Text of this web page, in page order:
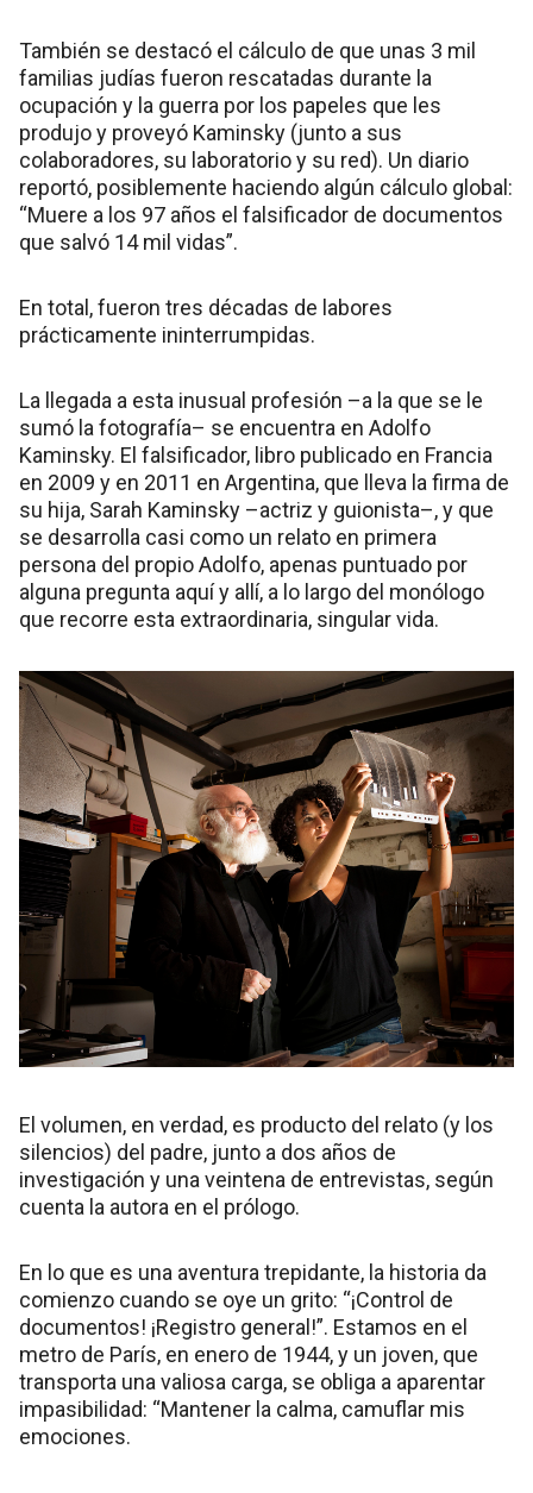
También se destacó el cálculo de que unas 3 mil
familias judías fueron rescatadas durante la
ocupación y la guerra por los papeles que les
produjo y proveyó Kaminsky (junto a sus
colaboradores, su laboratorio y su red). Un diario
reportó, posiblemente haciendo algún cálculo global:
“Muere a los 97 años el falsificador de documentos
que salvó 14 mil vidas”.
En total, fueron tres décadas de labores
prácticamente ininterrumpidas.
La llegada a esta inusual profesión –a la que se le
sumó la fotografía– se encuentra en Adolfo
Kaminsky. El falsificador, libro publicado en Francia
en 2009 y en 2011 en Argentina, que lleva la firma de
su hija, Sarah Kaminsky –actriz y guionista–, y que
se desarrolla casi como un relato en primera
persona del propio Adolfo, apenas puntuado por
alguna pregunta aquí y allí, a lo largo del monólogo
que recorre esta extraordinaria, singular vida.
El volumen, en verdad, es producto del relato (y los
silencios) del padre, junto a dos años de
investigación y una veintena de entrevistas, según
cuenta la autora en el prólogo.
En lo que es una aventura trepidante, la historia da
comienzo cuando se oye un grito: “¡Control de
documentos! ¡Registro general!”. Estamos en el
metro de París, en enero de 1944, y un joven, que
transporta una valiosa carga, se obliga a aparentar
impasibilidad: “Mantener la calma, camuflar mis
emociones.